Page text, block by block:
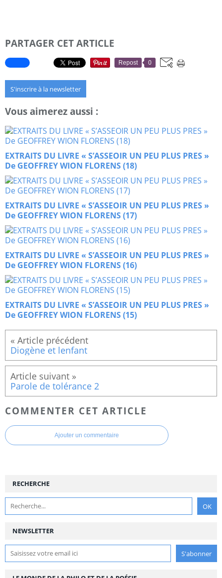
PARTAGER CET ARTICLE
Repost 0
S'inscrire à la newsletter
Vous aimerez aussi :
EXTRAITS DU LIVRE « S’ASSEOIR UN PEU PLUS PRES »
De GEOFFREY WION FLORENS (18)
EXTRAITS DU LIVRE « S’ASSEOIR UN PEU PLUS PRES »
De GEOFFREY WION FLORENS (17)
EXTRAITS DU LIVRE « S’ASSEOIR UN PEU PLUS PRES »
De GEOFFREY WION FLORENS (16)
EXTRAITS DU LIVRE « S’ASSEOIR UN PEU PLUS PRES »
De GEOFFREY WION FLORENS (15)
Diogène et lenfant
Parole de tolérance 2
COMMENTER CET ARTICLE
Ajouter un commentaire
NEWSLETTER
RECHERCHE